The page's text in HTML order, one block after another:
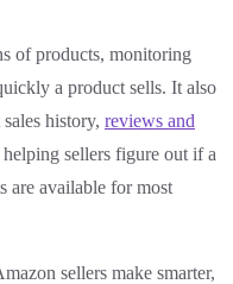
of products, monitoring
a product sells. It also
history, reviews and
sellers figure out if a
are available for most
sellers make smarter,